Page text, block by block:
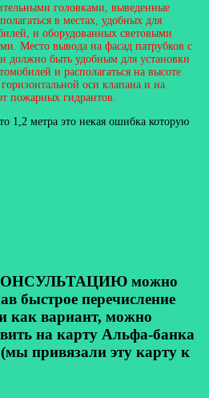
головками, выведенные
в местах, удобных для
и оборудованных световыми
Место вывода на фасад патрубков с
должно быть удобным для установки
и располагаться на высоте
оси клапана и на
пожарных гидрантов.
1,2 метра это некая ошибка которую
КОНСУЛЬТАЦИЮ можно
быстрое перечисление
вариант, можно
на карту Альфа-банка
привязали эту карту к